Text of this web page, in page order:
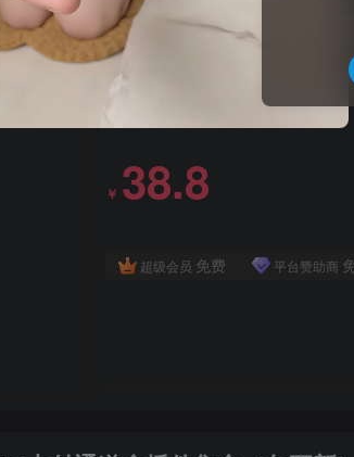
彩虹易易支付6月最新版源码付支付
此内容为付费资源，请付费后查看
￥ 38.8
超级会员 免费 平台赞助商